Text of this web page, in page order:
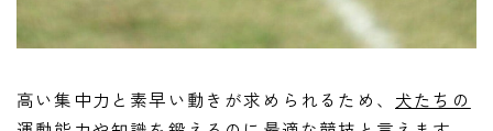
高い集中力と素早い動きが求められるため、 犬たちの